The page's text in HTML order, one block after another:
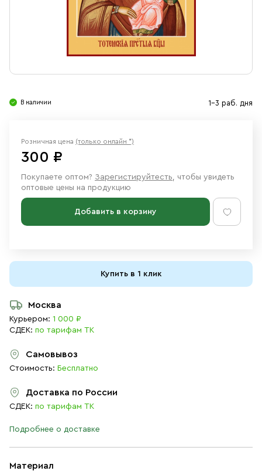
Ювелирные изделия
В наличии 1-3 раб. дня
Материал
Розничная цена (только онлайн *)
300 ₽
Покупаете оптом? Зарегистируйтесть, чтобы увидеть
оптовые цены на продукцию
Добавить в корзину
Купить в 1 клик
Москва
Курьером: 1 000 ₽
СДЕК: по тарифам ТК
Самовывоз
Стоимость: Бесплатно
Доставка по России
СДЕК: по тарифам ТК
Подробнее о доставке